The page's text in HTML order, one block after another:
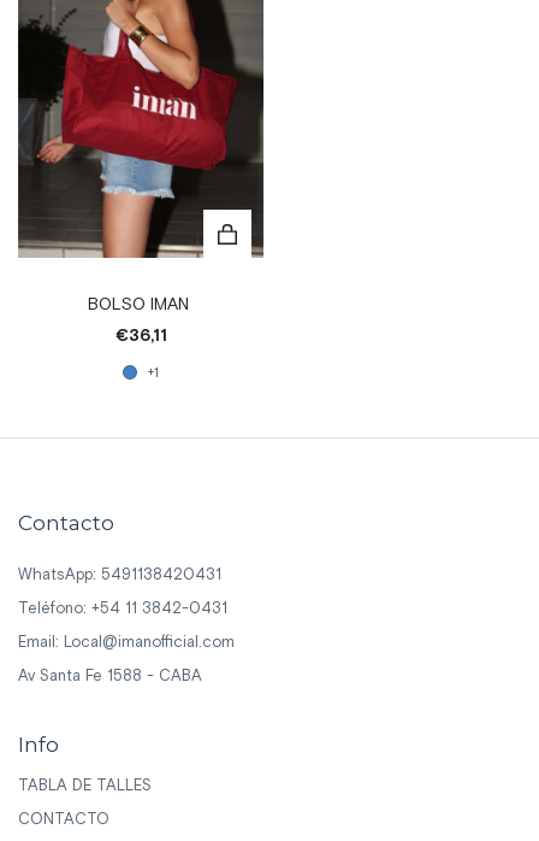
BOLSO IMAN
€36,11
+1
Contacto
WhatsApp: 5491138420431
Teléfono: +54 11 3842-0431
Email: Local@imanofficial.com
Av Santa Fe 1588 - CABA
Info
TABLA DE TALLES
CONTACTO